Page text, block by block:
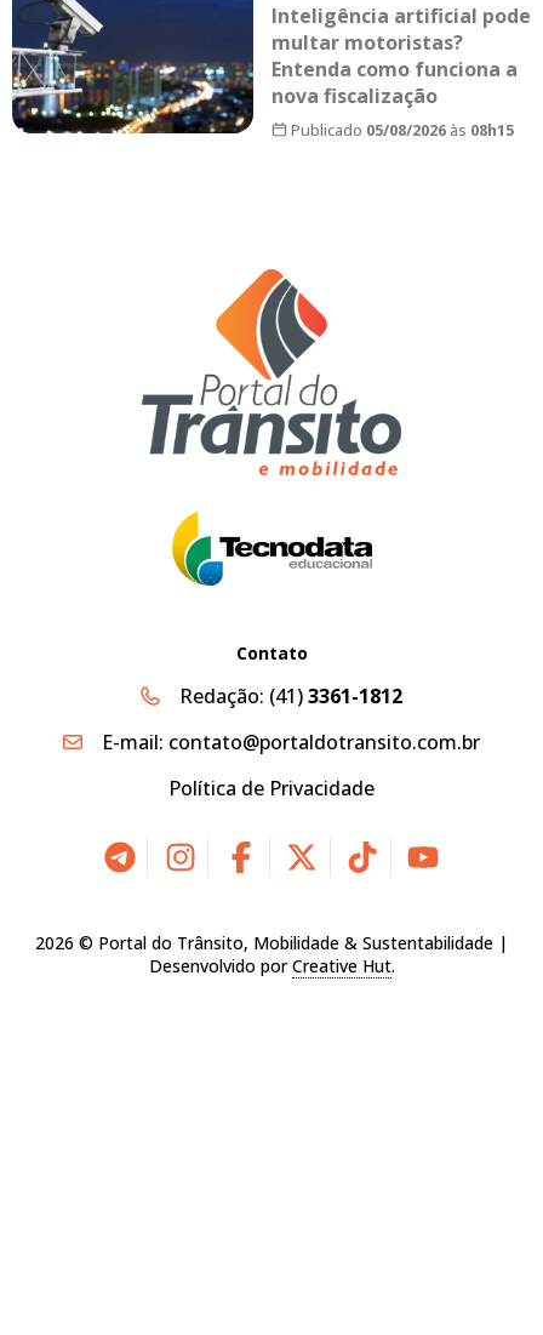
Inteligência artificial pode
multar motoristas?
Entenda como funciona a
nova fiscalização
Publicado 05/08/2026às 08h15
Contato
Redação: (41)3361-1812
E-mail: contato@portaldotransito.com.br
Política de Privacidade
2026 © Portal do Trânsito, Mobilidade & Sustentabilidade |
Desenvolvido porCreative Hut.